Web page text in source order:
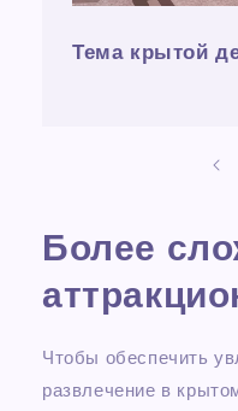
Тема крытой
Более
Чтобы обеспечить
развлечение в